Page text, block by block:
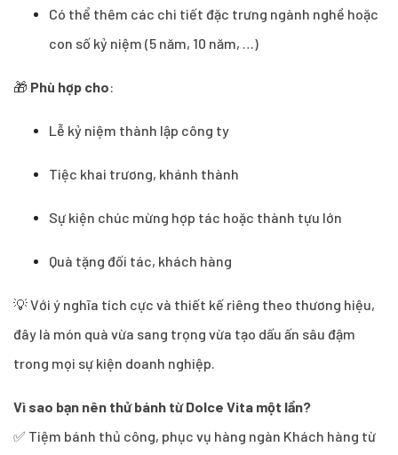
Có thể thêm các chi tiết đặc trưng ngành nghề hoặc
con số kỷ niệm (5 năm, 10 năm, …)
🎁 Phù hợp cho:
Lễ kỷ niệm thành lập công ty
Tiệc khai trương, khánh thành
Sự kiện chúc mừng hợp tác hoặc thành tựu lớn
Quà tặng đối tác, khách hàng
💡 Với ý nghĩa tích cực và thiết kế riêng theo thương hiệu,
đây là món quà vừa sang trọng vừa tạo dấu ấn sâu đậm
trong mọi sự kiện doanh nghiệp.
Vì sao bạn nên thử bánh từ Dolce Vita một lần?
✅ Tiệm bánh thủ công, phục vụ hàng ngàn Khách hàng từ